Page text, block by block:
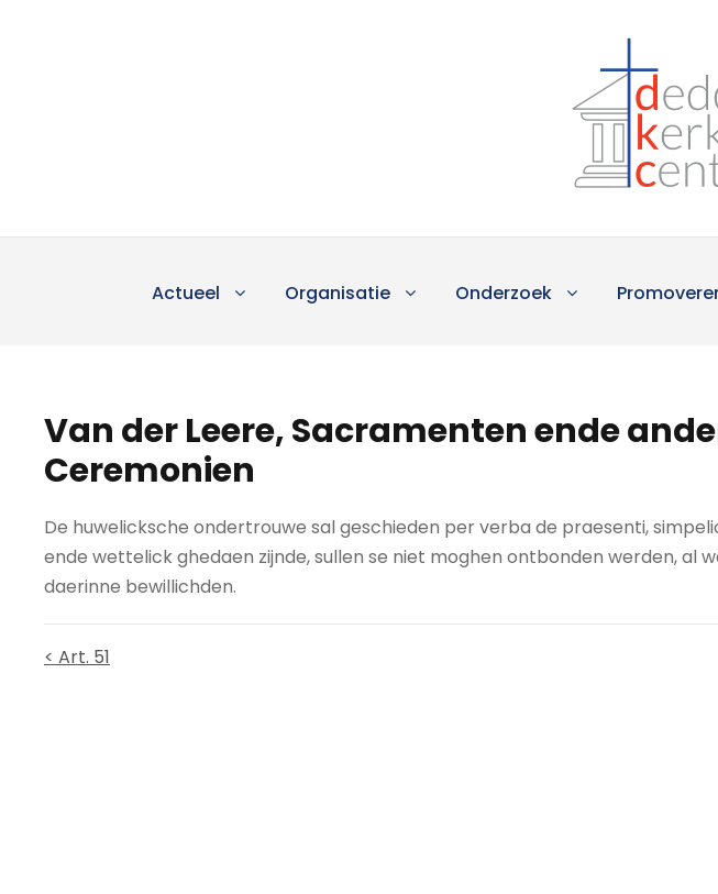
Actueel Organisatie Onderzoek
Van der Leere, Sacramenten ende
Ceremonien
De huwelicksche ondertrouwe sal geschieden per verba de praesenti,
ende wettelick ghedaen zijnde, sullen se niet moghen ontbonden werden, al
daerinne bewillichden.
< Art. 51